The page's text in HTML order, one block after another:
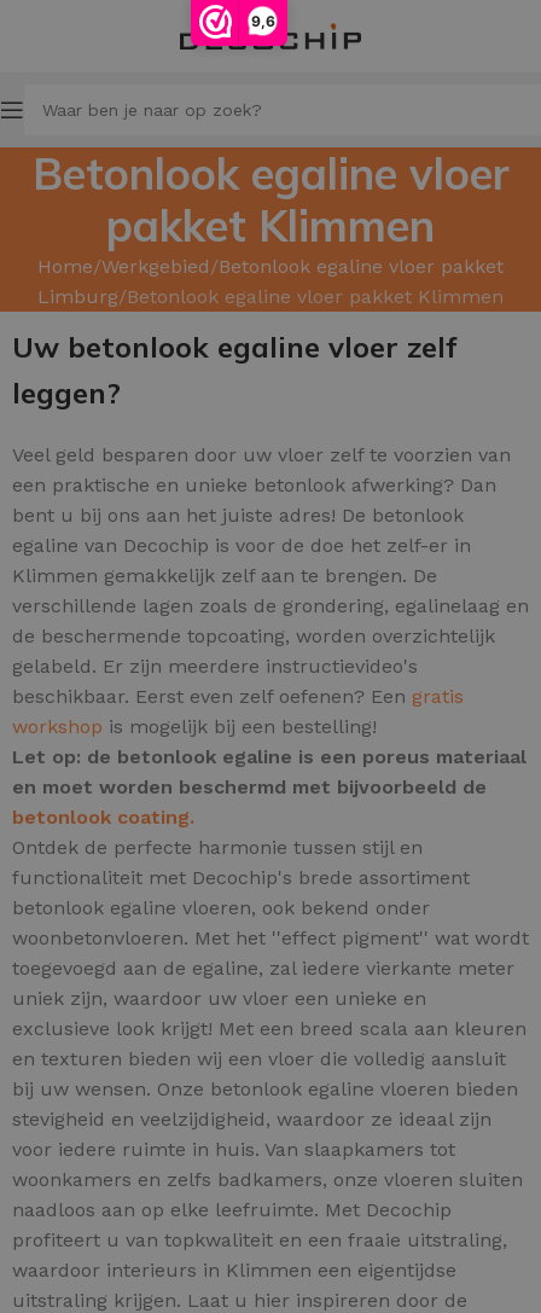
9,6
Betonlook egaline vloer
pakket Klimmen
Home Werkgebied Betonlook egaline vloer pakket
Limburg Betonlook egaline vloer pakket Klimmen
Uw betonlook egaline vloer zelf
leggen?
Veel geld besparen door uw vloer zelf te voorzien van
een praktische en unieke betonlook afwerking? Dan
bent u bij ons aan het juiste adres! De betonlook
egaline van Decochip is voor de doe het zelf-er in
Klimmen gemakkelijk zelf aan te brengen. De
verschillende lagen zoals de grondering, egalinelaag en
de beschermende topcoating, worden overzichtelijk
gelabeld. Er zijn meerdere instructievideo's
beschikbaar. Eerst even zelf oefenen? Een gratis
workshop is mogelijk bij een bestelling!
Let op: de betonlook egaline is een poreus materiaal
en moet worden beschermd met bijvoorbeeld de
betonlook coating.
Ontdek de perfecte harmonie tussen stijl en
functionaliteit met Decochip's brede assortiment
betonlook egaline vloeren, ook bekend onder
woonbetonvloeren. Met het ''effect pigment'' wat wordt
toegevoegd aan de egaline, zal iedere vierkante meter
uniek zijn, waardoor uw vloer een unieke en
exclusieve look krijgt! Met een breed scala aan kleuren
en texturen bieden wij een vloer die volledig aansluit
bij uw wensen. Onze betonlook egaline vloeren bieden
stevigheid en veelzijdigheid, waardoor ze ideaal zijn
voor iedere ruimte in huis. Van slaapkamers tot
woonkamers en zelfs badkamers, onze vloeren sluiten
naadloos aan op elke leefruimte. Met Decochip
profiteert u van topkwaliteit en een fraaie uitstraling,
waardoor interieurs in Klimmen een eigentijdse
uitstraling krijgen. Laat u hier inspireren door de